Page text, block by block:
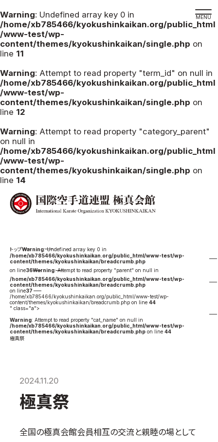
Warning: Undefined array key 0 in
/home/xb785466/kyokushinkaikan.org/public_html
/www-test/wp-
content/themes/kyokushinkaikan/single.php on
line 11
Warning: Attempt to read property "term_id" on null in
/home/xb785466/kyokushinkaikan.org/public_html
/www-test/wp-
content/themes/kyokushinkaikan/single.php on
line 12
Warning: Attempt to read property "category_parent"
on null in
/home/xb785466/kyokushinkaikan.org/public_html
/www-test/wp-
content/themes/kyokushinkaikan/single.php on
line 14
スケジュール
極真会館の世界
極真会館の理念
松井章奎館長 紹介
極真の歴史
極真会館のご案内
役員紹介
お知らせ
本部からのお知らせ
支部からのお知らせ
公式大会
試合規則
Warning: Undefined array key 0 in
/home/xb785466/kyokushinkaikan.org/public_html/www-test/wp-
content/themes/kyokushinkaikan/breadcrumb.php
on line36Warning: Attempt to read property "parent" on null in
/home/xb785466/kyokushinkaikan.org/public_html/www-test/wp-
content/themes/kyokushinkaikan/breadcrumb.php
on line37
/home/xb785466/kyokushinkaikan.org/public_html/www-test/wp-
content/themes/kyokushinkaikan/breadcrumb.php on line 44
" class="a">
Warning: Attempt to read property "cat_name" on null in
/home/xb785466/kyokushinkaikan.org/public_html/www-test/wp-
content/themes/kyokushinkaikan/breadcrumb.php on line 44
極真祭
2024.11.20
極真祭
全国の極真会館会員相互の交流と親睦の場として